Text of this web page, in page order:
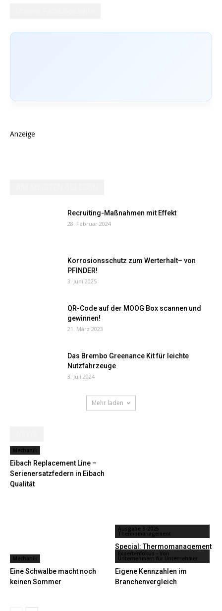
Anzeige
Recruiting-Maßnahmen mit Effekt
28. Februar 2024
Korrosionsschutz zum Werterhalt– von
PFINDER!
3. Juni 2025
QR-Code auf der MOOG Box scannen und
gewinnen!
21. März 2023
Das Brembo Greenance Kit für leichte
Nutzfahrzeuge
3. Juli 2024
Mehr laden
Mechanik
Eibach Replacement Line –
Serienersatzfedern in Eibach
Qualität
Ausgabe 3-2025
Thermomanagement
Special: Thermomanagement
Mechanik
Eine Schwalbe macht noch
keinen Sommer
Expertenfokus - Von
Unternehmern für Unternehmer
Eigene Kennzahlen im
Branchenvergleich